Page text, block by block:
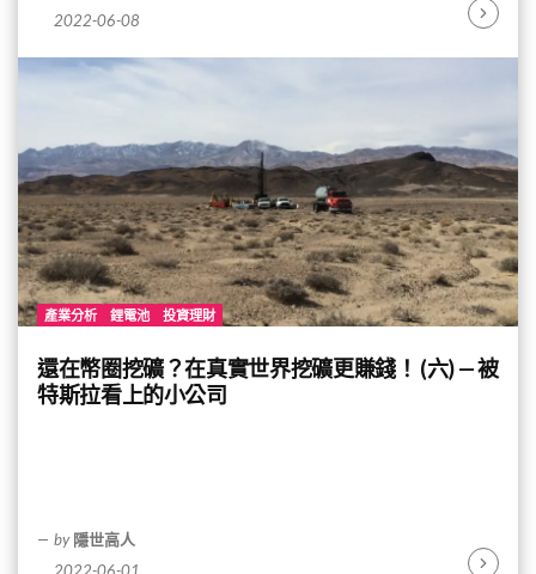
2022-06-08
產業分析 鋰電池 投資理財
還在幣圈挖礦？在真實世界挖礦更賺錢！ (六) — 被
特斯拉看上的小公司
by 隱世高人